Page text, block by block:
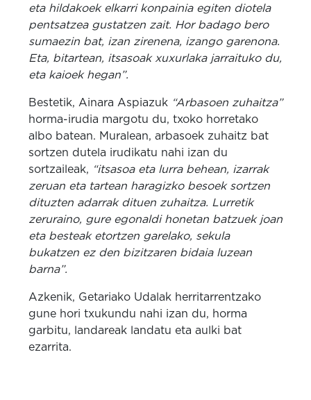
eta hildakoek elkarri konpainia egiten diotela
pentsatzea gustatzen zait. Hor badago bero
sumaezin bat, izan zirenena, izango garenona.
Eta, bitartean, itsasoak xuxurlaka jarraituko du,
eta kaioek hegan”.
Bestetik, Ainara Aspiazuk “Arbasoen zuhaitza”
horma-irudia margotu du, txoko horretako
albo batean. Muralean, arbasoek zuhaitz bat
sortzen dutela irudikatu nahi izan du
sortzaileak, “itsasoa eta lurra behean, izarrak
zeruan eta tartean haragizko besoek sortzen
dituzten adarrak dituen zuhaitza. Lurretik
zeruraino, gure egonaldi honetan batzuek joan
eta besteak etortzen garelako, sekula
bukatzen ez den bizitzaren bidaia luzean
barna”.
Azkenik, Getariako Udalak herritarrentzako
gune hori txukundu nahi izan du, horma
garbitu, landareak landatu eta aulki bat
ezarrita.